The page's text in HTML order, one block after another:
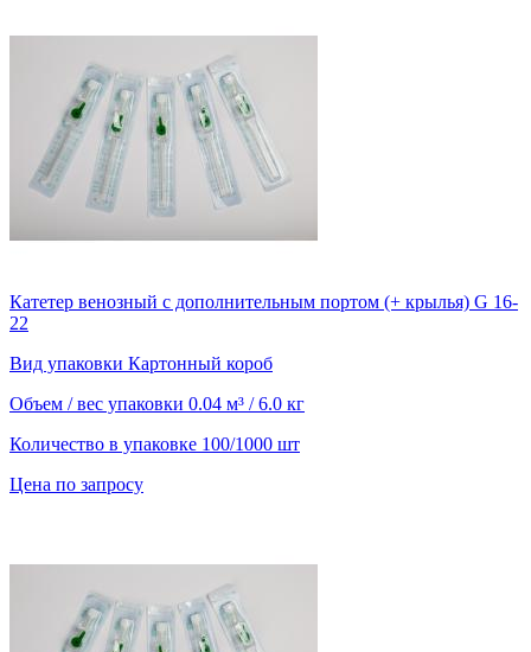
Катетер венозный с дополнительным портом (+ крылья) G 16-
22
Вид упаковки Картонный короб
Объем / вес упаковки 0.04 м³ / 6.0 кг
Количество в упаковке 100/1000 шт
Цена по запросу